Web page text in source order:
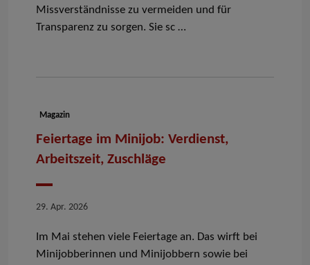
Missverständnisse zu vermeiden und für
Transparenz zu sorgen. Sie sc …
Dokumenttyp:
Magazin
Feiertage im Minijob: Verdienst,
Arbeitszeit, Zuschläge
Datum
29. Apr. 2026
Im Mai stehen viele Feiertage an. Das wirft bei
Minijobberinnen und Minijobbern sowie bei